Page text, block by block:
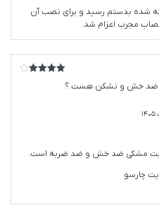
5از
5
شده بدستم رسید و برای نصب آن
مجرب اعزام شد.
ضد خش و نشکن هست ؟
مشکی ضد خش و ضد ضربه است.
چارسو